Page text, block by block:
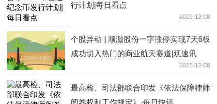
行计划|每日看点
2025-12-08
个股异动 | 顺灏股份一字涨停实现7天6板
成功切入热门的商业航天赛道|观速讯
2025-12-08
最高检、司法部联合印发《依法保障律师
阅卷权利工作规定》-每日快讯